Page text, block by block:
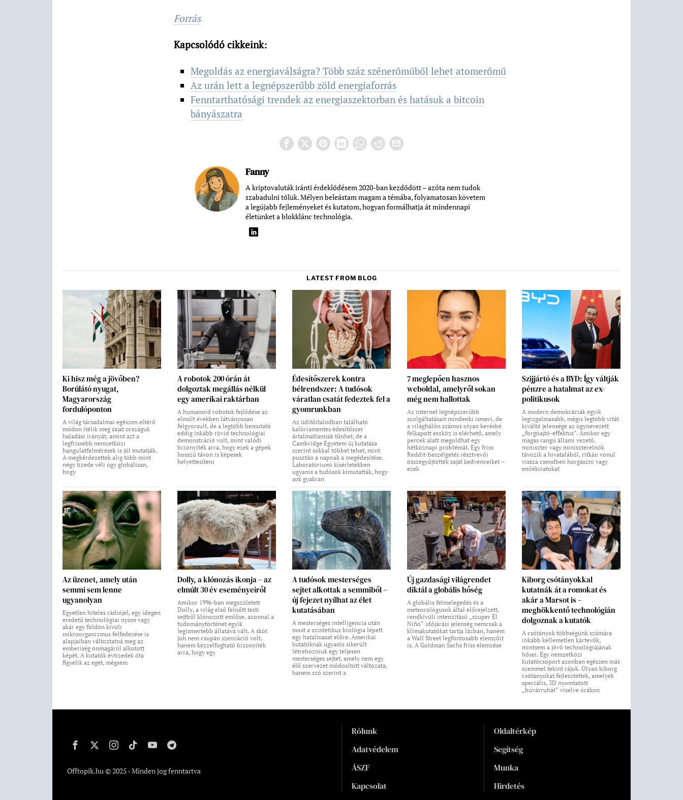
Forrás
Kapcsolódó cikkeink:
Megoldás az energiaválságra? Több száz szénerőműből lehet atomerőmű
Az urán lett a legnépszerűbb zöld energiaforrás
Fenntarthatósági trendek az energiaszektorban és hatásuk a bitcoin
bányászatra
Fanny
A kriptovaluták iránti érdeklődésem 2020-ban kezdődött – azóta nem tudok
szabadulni tőlük. Mélyen beleástam magam a témába, folyamatosan követem
a legújabb fejleményeket és kutatom, hogyan formálhatja át mindennapi
életünket a blokklánc technológia.
LATEST FROM BLOG
Ki hisz még a jövőben?
Borúlátó nyugat,
Magyarország
fordulóponton
A világ társadalmai egészen eltérő
módon ítélik meg saját országuk
haladási irányát, amint azt a
legfrissebb nemzetközi
hangulatfelmérések is jól mutatják.
A megkérdezettek alig több mint
négy tizede véli úgy globálisan,
hogy
A robotok 200 órán át
dolgoztak megállás nélkül
egy amerikai raktárban
A humanoid robotok fejlődése az
elmúlt években látványosan
felgyorsult, de a legtöbb bemutató
eddig inkább rövid technológiai
demonstráció volt, mint valódi
bizonyíték arra, hogy ezek a gépek
hosszú távon is képesek
helyettesíteni
Édesítőszerek kontra
bélrendszer: A tudósok
váratlan csatát fedeztek fel a
gyomrunkban
Az üdítőitalodban található
kalóriamentes édesítőszer
ártalmatlannak tűnhet, de a
Cambridge Egyetem új kutatása
szerint sokkal többet tehet, mint
pusztán a napnak a megédesítése.
Laboratóriumi kísérletekben
ugyanis a tudósok kimutatták, hogy
sok gyakran
7 meglepően hasznos
weboldal, amelyről sokan
még nem hallottak
Az internet legnépszerűbb
szolgáltatásait mindenki ismeri, de
a világhálón számos olyan kevésbé
felkapott eszköz is elérhető, amely
percek alatt megoldhat egy
hétköznapi problémát. Egy friss
Reddit-beszélgetés résztvevői
összegyűjtötték saját kedvenceiket –
ezek
Szijjártó és a BYD: Így váltják
pénzre a hatalmat az ex-
politikusok
A modern demokráciák egyik
legizgalmasabb, mégis legtöbb vitát
kiváltó jelensége az úgynevezett
„forgóajtó-effektus”. Amikor egy
magas rangú állami vezető,
miniszter vagy miniszterelnök
távozik a hivatalából, ritkán vonul
vissza csendben horgászni vagy
emlékiratokat
Az üzenet, amely után
semmi sem lenne
ugyanolyan
Egyetlen hiteles rádiójel, egy idegen
eredetű technológiai nyom vagy
akár egy földön kívüli
mikroorganizmus felfedezése is
alapjaiban változtatná meg az
emberiség önmagáról alkotott
képét. A kutatók évtizedek óta
figyelik az eget, mégsem
Dolly, a klónozás ikonja – az
elmúlt 30 év eseményeiről
Amikor 1996-ban megszületett
Dolly, a világ első felnőtt testi
sejtből klónozott emlőse, azonnal a
tudománytörténet egyik
legismertebb állatává vált. A skót
juh nem csupán szenzáció volt,
hanem kézzelfogható bizonyíték
arra, hogy egy
A tudósok mesterséges
sejtet alkottak a semmiből –
új fejezet nyílhat az élet
kutatásában
A mesterséges intelligencia után
most a szintetikus biológia lépett
egy hatalmasat előre. Amerikai
kutatóknak ugyanis sikerült
létrehozniuk egy teljesen
mesterséges sejtet, amely nem egy
élő szervezet módosított változata,
hanem szó szerint a
Új gazdasági világrendet
diktál a globális hőség
A globális felmelegedés és a
meteorológusok által előrejelzett,
rendkívüli intenzitású „szuper El
Niño” időjárási jelenség nemcsak a
klímakutatókat tartja lázban, hanem
a Wall Street legfontosabb elemzőit
is. A Goldman Sachs friss elemzése
Kiborg csótányokkal
kutatnák át a romokat és
akár a Marsot is –
meghökkentő technológián
dolgoznak a kutatók
A csótányok többségünk számára
inkább kellemetlen kártevők,
mintsem a jövő technológiájának
hősei. Egy nemzetközi
kutatócsoport azonban egészen más
szemmel tekint rájuk. Olyan kiborg
csótányokat fejlesztettek, amelyek
speciális, 3D nyomtatott
„búvárruhát” viselve órákon
Offtopik.hu © 2025 - Minden jog fenntartva
Rólunk
Adatvédelem
ÁSZF
Kapcsolat
Oldaltérkép
Segítség
Munka
Hirdetés